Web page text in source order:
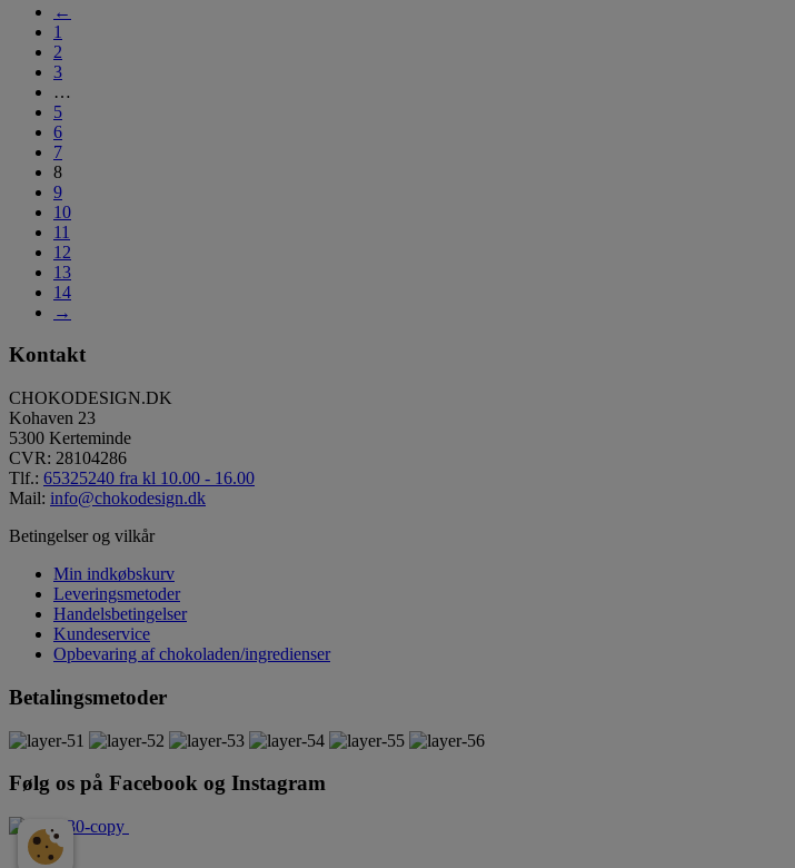
←
1
2
3
…
5
6
7
8
9
10
11
12
13
14
→
Kontakt
CHOKODESIGN.DK
Kohaven 23
5300 Kerteminde
CVR: 28104286
Tlf.: 65325240 fra kl 10.00 - 16.00
Mail: info@chokodesign.dk
Betingelser og vilkår
Min indkøbskurv
Leveringsmetoder
Handelsbetingelser
Kundeservice
Opbevaring af chokoladen/ingredienser
Betalingsmetoder
Følg os på Facebook og Instagram